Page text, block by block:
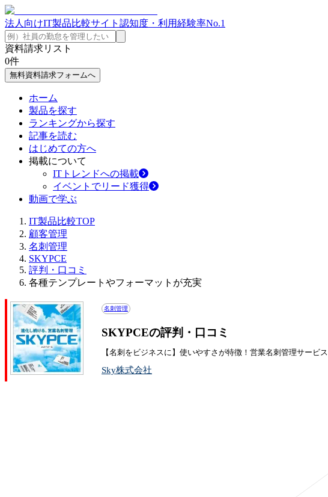
法人向けIT製品比較サイト 認知度・利用経験率No.1
資料請求リスト
0件
無料資料請求フォームへ
ホーム
製品を探す
ランキングから探す
記事を読む
はじめての方へ
掲載について
ITトレンドへの掲載
イベントでリード獲得
動画で学ぶ
IT製品比較TOP
顧客管理
名刺管理
SKYPCE
評判・口コミ
各種テンプレートやフォーマットが充実
名刺管理
SKYPCEの評判・口コミ
【名刺をビジネスに】使いやすさが特徴！営業名刺管理サービス
Sky株式会社